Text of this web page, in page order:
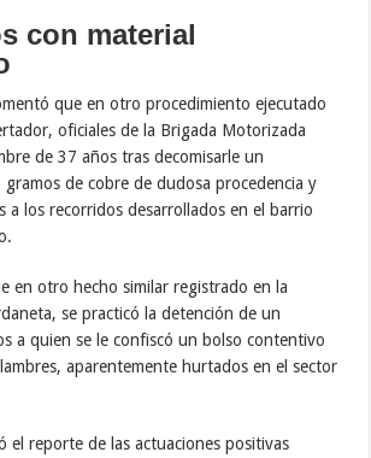
con material
que en otro procedimiento ejecutado
oficiales de la Brigada Motorizada
de 37 años tras decomisarle un
de cobre de dudosa procedencia y
a los recorridos desarrollados en el barrio
en otro hecho similar registrado en la
se practicó la detención de un
a quien se le confiscó un bolso contentivo
aparentemente hurtados en el sector
el reporte de las actuaciones positivas